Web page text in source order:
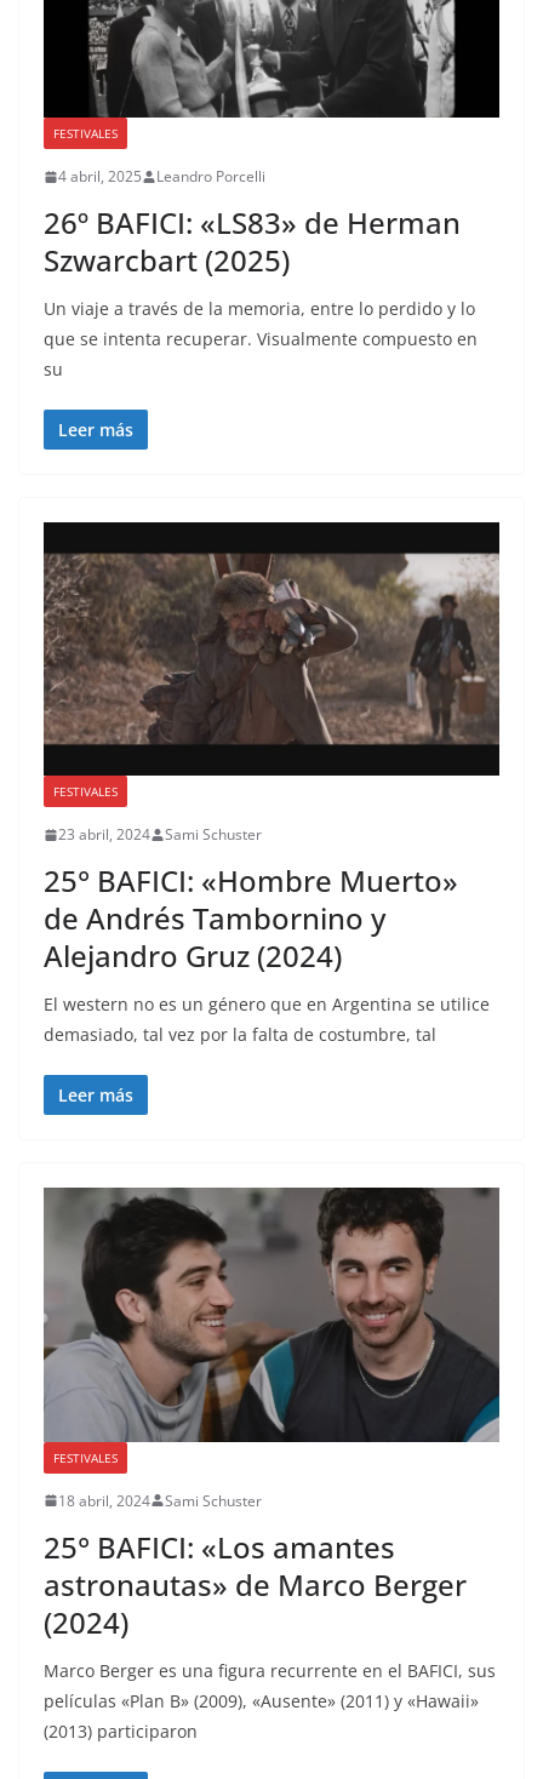
FESTIVALES
4 abril, 2025 Leandro Porcelli
26º BAFICI: «LS83» de Herman
Szwarcbart (2025)
Un viaje a través de la memoria, entre lo perdido y lo
que se intenta recuperar. Visualmente compuesto en
su
Leer más
FESTIVALES
23 abril, 2024 Sami Schuster
25° BAFICI: «Hombre Muerto»
de Andrés Tambornino y
Alejandro Gruz (2024)
El western no es un género que en Argentina se utilice
demasiado, tal vez por la falta de costumbre, tal
Leer más
FESTIVALES
18 abril, 2024 Sami Schuster
25° BAFICI: «Los amantes
astronautas» de Marco Berger
(2024)
Marco Berger es una figura recurrente en el BAFICI, sus
películas «Plan B» (2009), «Ausente» (2011) y «Hawaii»
(2013) participaron